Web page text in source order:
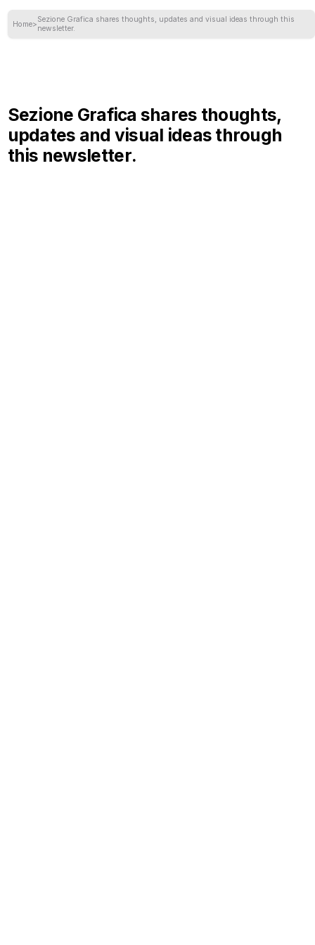
Home>Sezione Grafica shares thoughts, updates and visual ideas through this
newsletter.
Sezione Grafica shares thoughts,
updates and visual ideas through
this newsletter.